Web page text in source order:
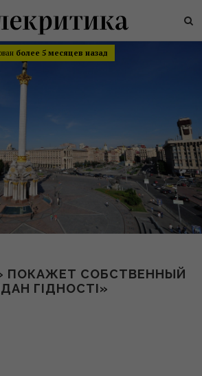
более 5 месяцев назад
ПОКАЖЕТ СОБСТВЕННЫЙ
ГІДНОСТІ»